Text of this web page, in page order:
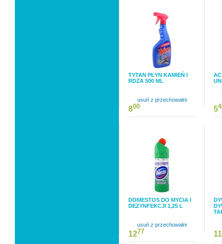
TYTAN PŁYN KAMIEŃ I
RDZA 500 ML
usuń z przechowalni
800 5
DOMESTOS DO MYCIA I
DEZYNFEKCJI 1,25 L
usuń z przechowalni
1277 11